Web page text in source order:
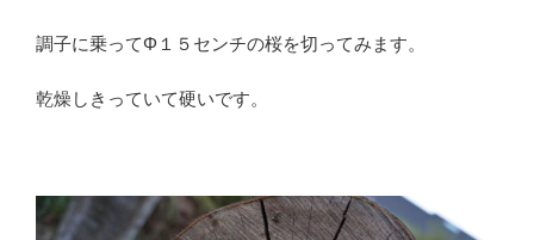
調子に乗ってΦ１５センチの桜を切ってみます。
乾燥しきっていて硬いです。